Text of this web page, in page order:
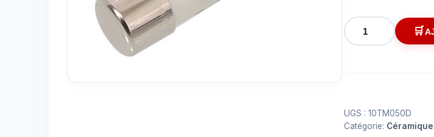
quantité
de
x
38
UGS : 10TM050D
Catégorie: Céramique